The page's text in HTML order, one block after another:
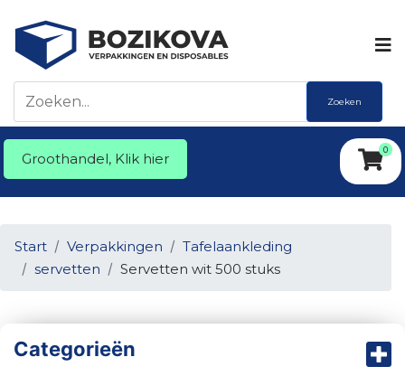
Zoeken
Groothandel, Klik hier
0
Start Verpakkingen
Tafelaankleding
servetten
Servetten wit 500 stuks
Categorieën